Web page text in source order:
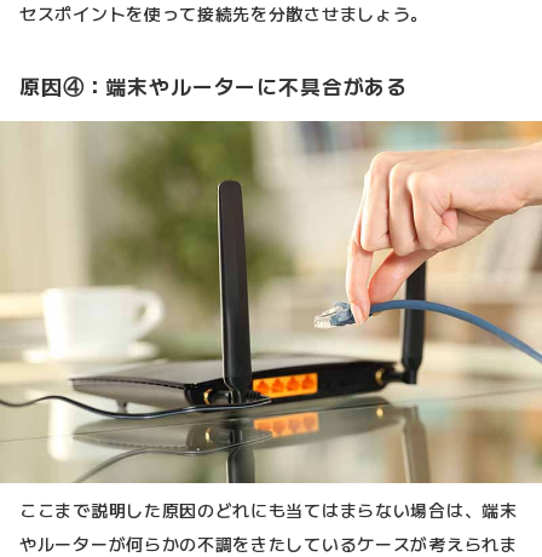
セスポイントを使って接続先を分散させましょう。
原因④：端末やルーターに不具合がある
ここまで説明した原因のどれにも当てはまらない場合は、端末
やルーターが何らかの不調をきたしているケースが考えられま